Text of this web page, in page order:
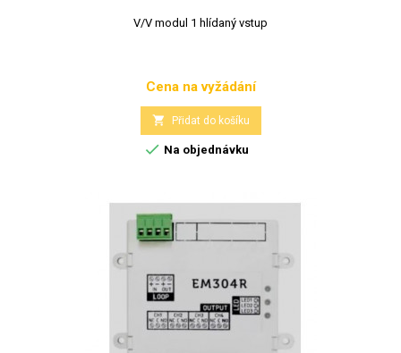
V/V modul 1 hlídaný vstup
Cena
Cena na vyžádání
 Přidat do košíku
 Na objednávku